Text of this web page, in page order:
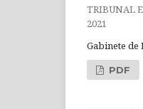
TRIBUNAL
2021
Gabinete de
PDF